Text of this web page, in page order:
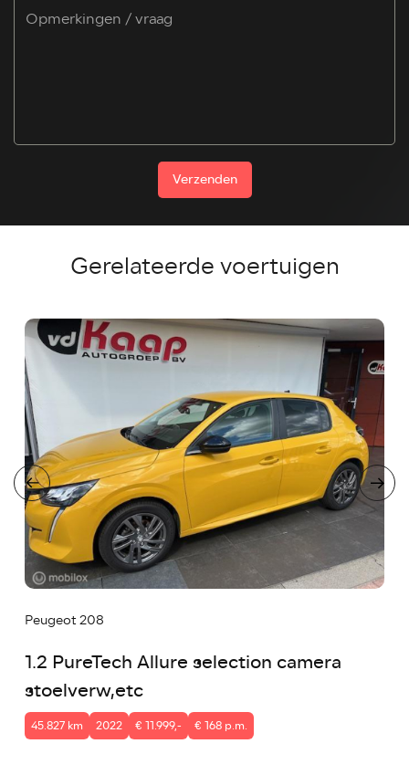
Verzenden
Gerelateerde voertuigen
Peugeot 208
1.2 PureTech Allure selection camera
stoelverw,etc
45.827 km 2022 € 11.999,- € 168 p.m.